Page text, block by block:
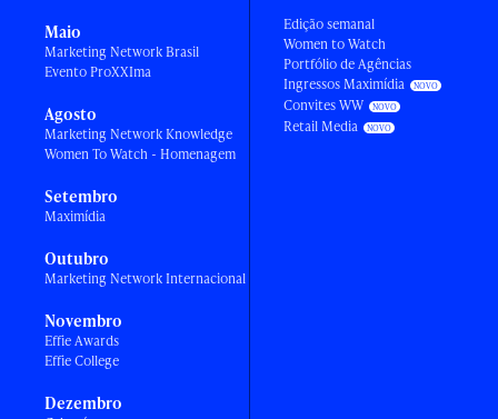
Maio
Marketing Network Brasil
Evento ProXXIma
Agosto
Marketing Network Knowledge
Women To Watch - Homenagem
Setembro
Maximídia
Outubro
Marketing Network Internacional
Novembro
Effie Awards
Effie College
Dezembro
Edição semanal
Women to Watch
Portfólio de Agências
Ingressos Maximídia
Convites WW
Retail Media